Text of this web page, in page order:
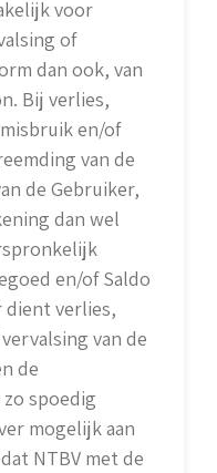
voor
of
dan ook, van
Bij verlies,
en/of
van de
de Gebruiker,
dan wel
en/of Saldo
dient verlies,
van de
de
spoedig
mogelijk aan
NTBV met de